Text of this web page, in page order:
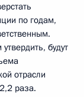
по годам,
будут
отрасли
раза.